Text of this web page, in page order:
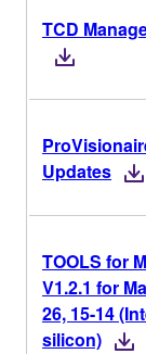
TCD
Updates
TOOLS for
V1.2.1 for
26, 15-14
silicon)